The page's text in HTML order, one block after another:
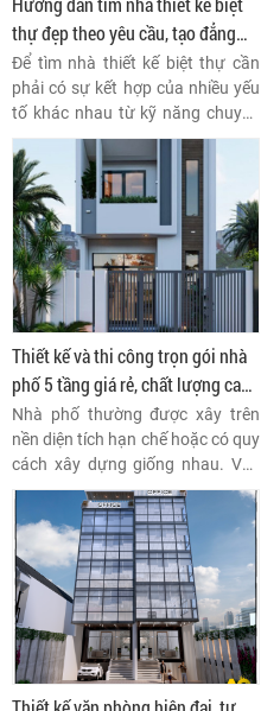
thự đẹp theo yêu cầu, tạo đẳng
cấp cho Bạn
Để tìm nhà thiết kế biệt thự cần
phải có sự kết hợp của nhiều yếu
tố khác nhau từ kỹ năng chuyên
môn, tư duy sáng tạo đến hiểu
biết về kiến trúc, không gian và
các yếu tố thẩm mỹ.
Thiết kế và thi công trọn gói nhà
phố 5 tầng giá rẻ, chất lượng cao
từ thietkeaq
Nhà phố thường được xây trên
nền diện tích hạn chế hoặc có quy
cách xây dựng giống nhau. Vậy
nên, để không gian sống của bạn
trở nên khác biệt, bạn cần lựa
chọn đơn vị thiết kế thi công nhà
phố uy tín và chuyên nghiệp taọ
không gian riêng biệt, cá tính cho
nhà mình nhé.